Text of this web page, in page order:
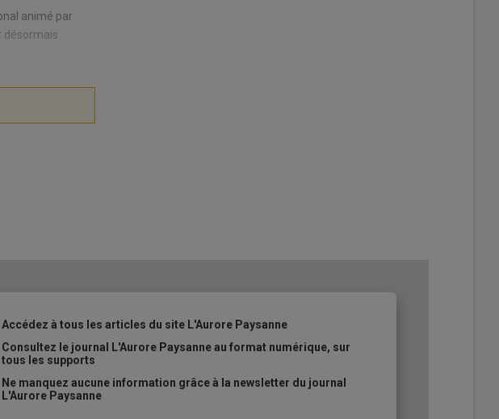
animé par
désormais
Accédez à tous les articles du site L'Aurore Paysanne
Consultez le journal L'Aurore Paysanne au format numérique, sur
tous les supports
Ne manquez aucune information grâce à la newsletter du journal
L'Aurore Paysanne